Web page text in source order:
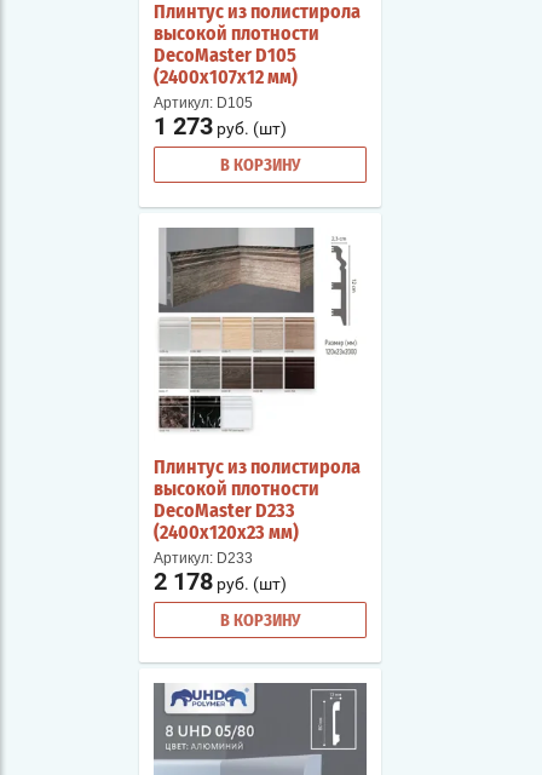
Плинтус из полистирола
высокой плотности
DecoMaster D105
(2400х107х12 мм)
Артикул: D105
1 273 руб. (шт)
В КОРЗИНУ
Плинтус из полистирола
высокой плотности
DecoMaster D233
(2400х120х23 мм)
Артикул: D233
2 178 руб. (шт)
В КОРЗИНУ